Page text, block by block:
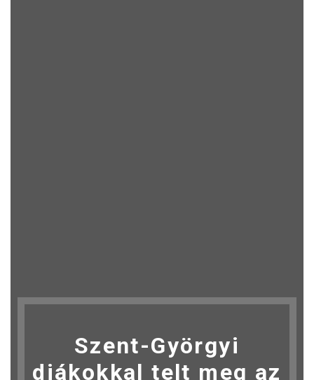
Szent-Györgyi
diákokkal telt meg az